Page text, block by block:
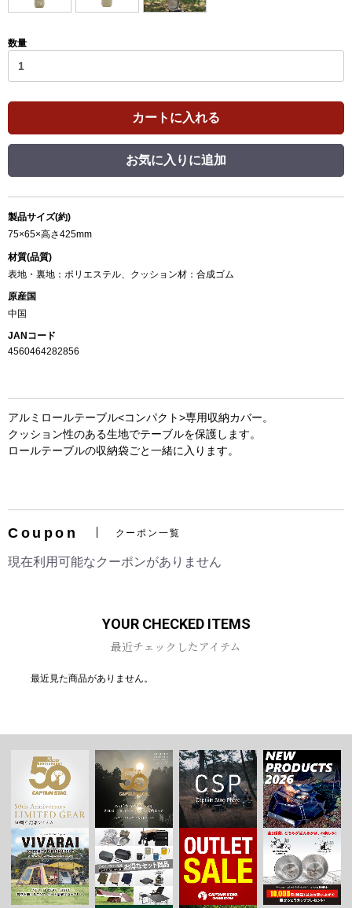
数量
カートに入れる
お買い物を続ける カートへ進む
お気に入りに追加
製品サイズ(約)
75×65×高さ425mm
材質(品質)
表地・裏地：ポリエステル、クッション材：合成ゴム
原産国
中国
JANコード
4560464282856
アルミロールテーブル<コンパクト>専用収納カバー。
クッション性のある生地でテーブルを保護します。
ロールテーブルの収納袋ごと一緒に入ります。
Coupon クーポン一覧
現在利用可能なクーポンがありません
YOUR CHECKED ITEMS
最近チェックしたアイテム
最近見た商品がありません。